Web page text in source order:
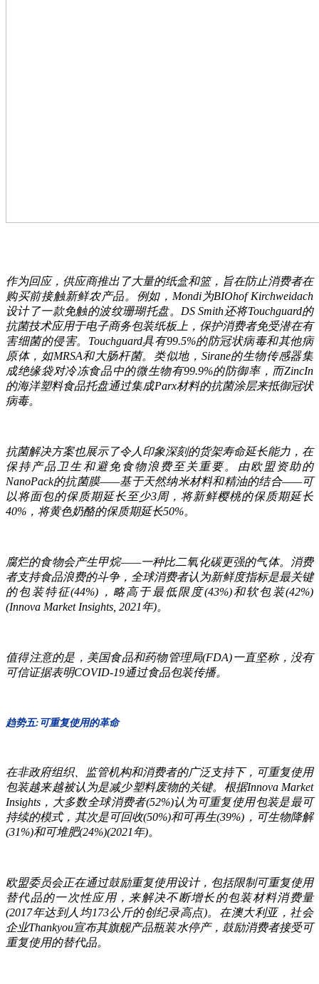
作为回应，供应商推出了大量的纸盒和篮，旨在防止消费者在
购买前接触新鲜农产品。例如，Mondi为BIOhof Kirchweidach
设计了一款免触的波纹珊瑚托盘。DS Smith还将Touchguard的
抗菌技术应用于电子商务包装纸板上，保护消费者免受潜在有
害细菌的侵害。Touchguard具有99.5%的防冠状病毒和其他病
原体，如MRSA和大肠杆菌。类似地，Sirane的生物传感器集
成绝缘袋对冷冻食品中的微生物有99.9%的防御率，而ZincIn
的海洋塑料食品托盘通过集成Parx材料的抗菌涂层来抵御冠状
病毒。
抗菌解决方案也展示了令人印象深刻的货架寿命延长能力，在
保持产品卫生和避免食物浪费至关重要。由欧盟资助的
NanoPack的抗菌膜——基于天然纳米材料和精油的结合——可
以将面包的保质期延长至少3周，将新鲜樱桃的保质期延长
40%，将黄色奶酪的保质期延长50%。
腐烂的食物会产生甲烷——一种比二氧化碳更强的气体。消费
者支持食品浪费的斗争，全球消费者认为新鲜度指标是最关键
的包装特征(44%)，略高于最低限度(43%)和软包装(42%)
(Innova Market Insights, 2021年)。
值得注意的是，美国食品和药物管理局(FDA)一直坚称，没有
可信证据表明COVID-19通过食品包装传播。
趋势五:可重复使用的革命
在非政府组织、监管机构和消费者的广泛支持下，可重复使用
包装越来越被认为是减少塑料废物的关键。根据Innova Market
Insights，大多数全球消费者(52%)认为可重复使用包装是最可
持续的模式，其次是可回收(50%)和可再生(39%)，可生物降解
(31%)和可堆肥(24%)(2021年)。
欧盟委员会正在通过鼓励重复使用设计，包括限制可重复使用
替代品的一次性应用，来解决不断增长的包装材料消费量
(2017年达到人均173公斤的创纪录高点)。在澳大利亚，社会
企业Thankyou宣布其旗舰产品瓶装水停产，鼓励消费者接受可
重复使用的替代品。